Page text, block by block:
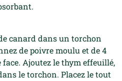
canard dans un torchon
de poivre moulu et de 4
face. Ajoutez le thym effeuillé,
le torchon. Placez le tout